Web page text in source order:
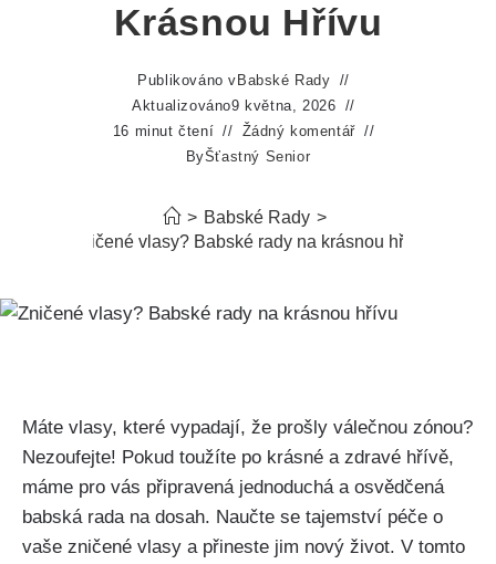
Krásnou Hřívu
Publikováno v Babské Rady
Aktualizováno9 května, 2026
16 minut čtení
Žádný komentář
ByŠťastný Senior
> Babské Rady >
Zničené vlasy? Babské rady na krásnou hřívu
Máte vlasy, které vypadají, že prošly válečnou‍ zónou?
Nezoufejte! Pokud ⁣toužíte po krásné a zdravé ⁣hřívě,
máme pro‍ vás připravená jednoduchá a osvědčená‍
babská rada⁤ na‌ dosah. Naučte se tajemství péče⁢ o
vaše zničené vlasy a přineste jim nový život. V ⁣tomto